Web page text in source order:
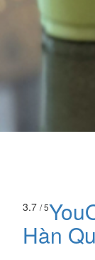
3.7 / 5
Hàn